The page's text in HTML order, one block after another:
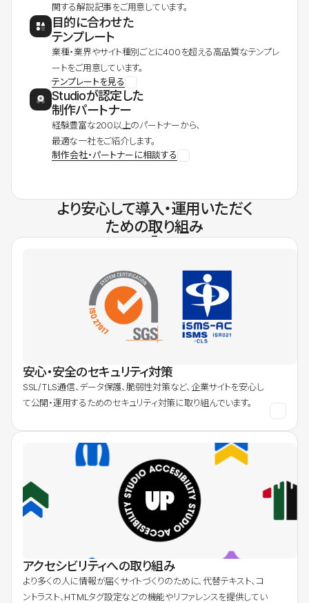
関する解説記事をご用意しています。
目的に合わせた
テンプレート
業種・業界やサイト種別ごとに400を超える高品質なテンプレ
ートをご用意しています。
テンプレートを見る
Studioが認定した
制作パートナー
経験豊富な200以上のパートナーから、
最適な一社をご紹介します。
制作会社・パートナーに相談する
より安心して導入・運用いただく
ための取り組み
安心・安全のセキュリティ対策
SSL/TLS通信、データ保護、脆弱性対策など、企業サイトを安心し
て公開・運用するためのセキュリティ対策に取り組んでいます。
アクセシビリティへの取り組み
より多くの人に情報が届くサイトづくりのために、代替テキスト、コ
ントラスト、HTMLタグ設定などの機能やリファレンスを提供してい